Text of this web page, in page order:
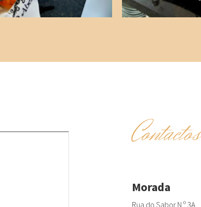
Contactos
Morada
Rua do Sabor N.º 3A